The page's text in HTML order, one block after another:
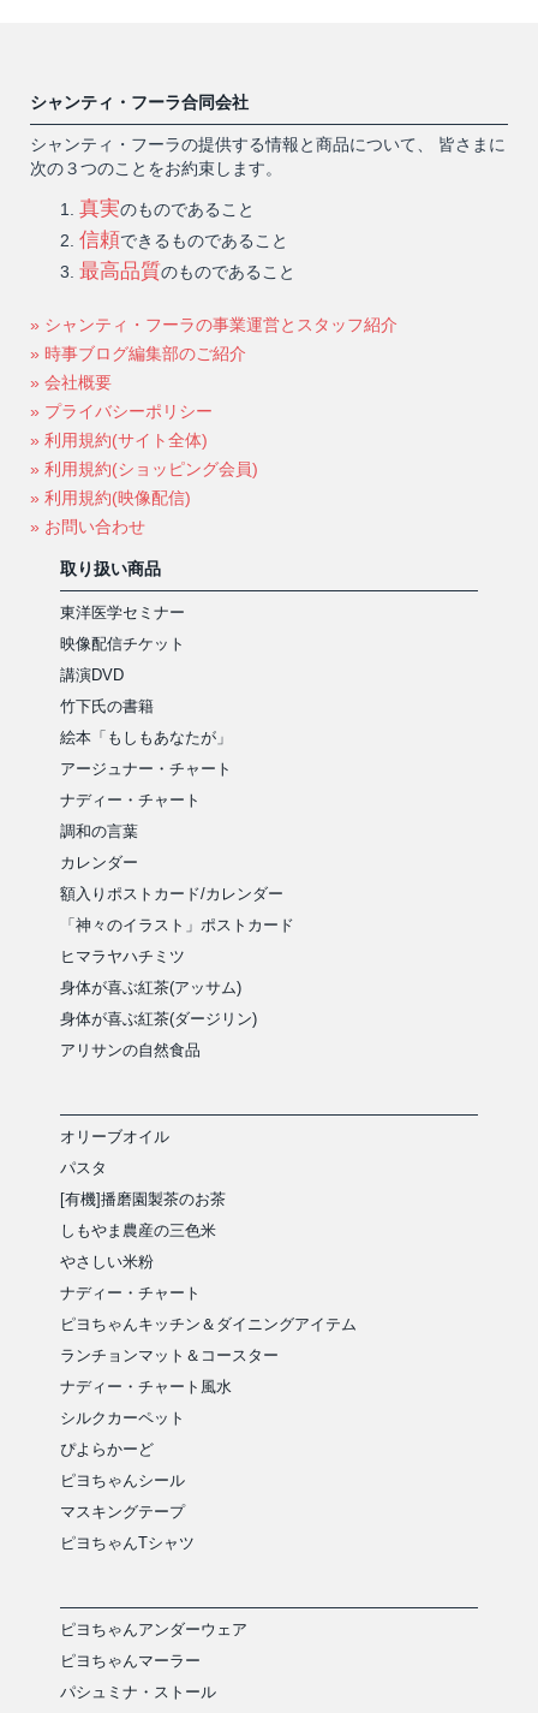
シャンティ・フーラ合同会社
シャンティ・フーラの提供する情報と商品について、 皆さまに
次の３つのことをお約束します。
真実のものであること
信頼できるものであること
最高品質のものであること
» シャンティ・フーラの事業運営とスタッフ紹介
» 時事ブログ編集部のご紹介
» 会社概要
» プライバシーポリシー
» 利用規約(サイト全体)
» 利用規約(ショッピング会員)
» 利用規約(映像配信)
» お問い合わせ
取り扱い商品
東洋医学セミナー
映像配信チケット
講演DVD
竹下氏の書籍
絵本「もしもあなたが」
アージュナー・チャート
ナディー・チャート
調和の言葉
カレンダー
額入りポストカード/カレンダー
「神々のイラスト」ポストカード
ヒマラヤハチミツ
身体が喜ぶ紅茶(アッサム)
身体が喜ぶ紅茶(ダージリン)
アリサンの自然食品
オリーブオイル
パスタ
[有機]播磨園製茶のお茶
しもやま農産の三色米
やさしい米粉
ナディー・チャート
ピヨちゃんキッチン＆ダイニングアイテム
ランチョンマット＆コースター
ナディー・チャート風水
シルクカーペット
ぴよらかーど
ピヨちゃんシール
マスキングテープ
ピヨちゃんTシャツ
ピヨちゃんアンダーウェア
ピヨちゃんマーラー
パシュミナ・ストール